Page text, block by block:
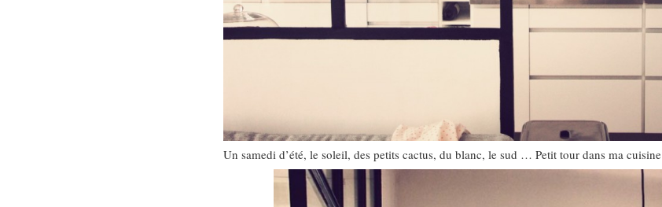
Un samedi d’été, le soleil, des petits cactus, du blanc, le sud … Petit tour dans ma cuisine